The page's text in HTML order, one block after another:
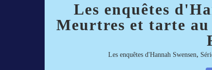
Les enquêtes
Meurtres et tarte
Les enquêtes d'Hannah Swensen,